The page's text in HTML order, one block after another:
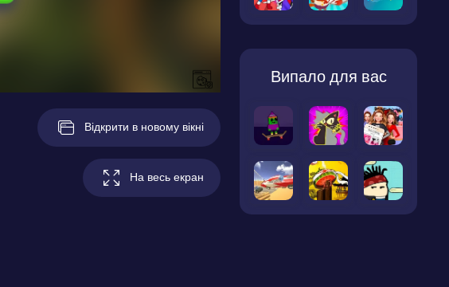
Відкрити в новому вікні
На весь екран
Випало для вас